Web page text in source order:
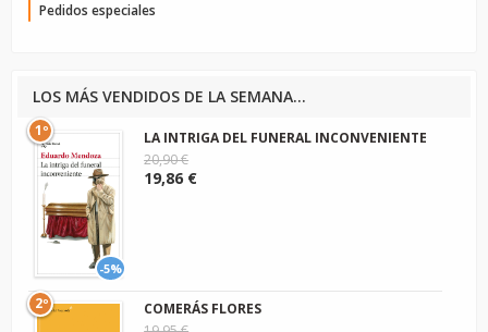
Pedidos especiales
LOS MÁS VENDIDOS DE LA SEMANA...
-5%
1º
LA INTRIGA DEL FUNERAL INCONVENIENTE
20,90 €
19,86 €
2º
COMERÁS FLORES